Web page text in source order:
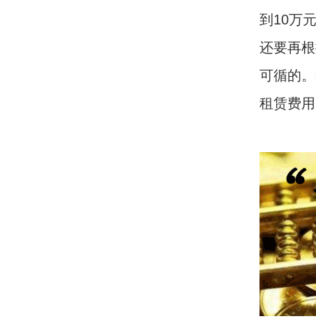
到10万
还要再
可循的
租赁费